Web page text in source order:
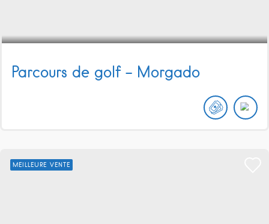
Parcours de golf – Morgado
MEILLEURE VENTE